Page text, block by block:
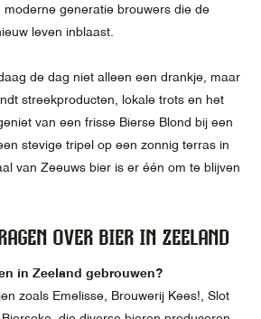
generatie brouwers die de
leven inblaast.
de dag niet alleen een drankje, maar
streekproducten, lokale trots en het
van een frisse Bierse Blond bij een
stevige tripel op een zonnig terras in
van Zeeuws bier is er één om te blijven
OVER BIER IN ZEELAND
in Zeeland gebrouwen?
zoals Emelisse, Brouwerij Kees!, Slot